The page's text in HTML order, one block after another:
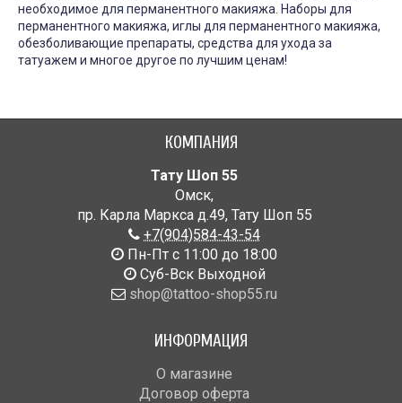
необходимое для перманентного макияжа. Наборы для
перманентного макияжа, иглы для перманентного макияжа,
обезболивающие препараты, средства для ухода за
татуажем и многое другое по лучшим ценам!
КОМПАНИЯ
Тату Шоп 55
Омск,
пр. Карла Маркса д.49, Тату Шоп 55
+7(904)584-43-54
Пн-Пт с 11:00 до 18:00
Cуб-Вск Выходной
shop@tattoo-shop55.ru
ИНФОРМАЦИЯ
О магазине
Договор оферта